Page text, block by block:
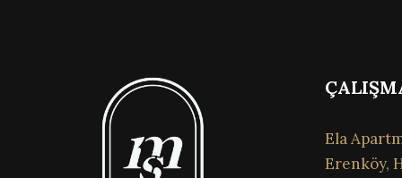
Ela
Erenköy,